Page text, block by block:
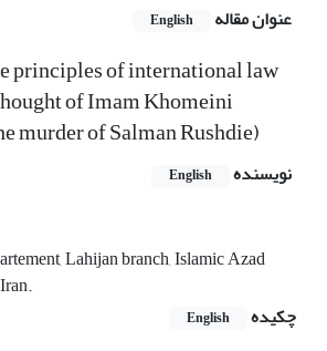
عنوان مقاله
English
principles of international law
of Imam Khomeini
murder of Salman Rushdie)
نویسنده English
Lahijan branch, Islamic Azad
چکیده
English